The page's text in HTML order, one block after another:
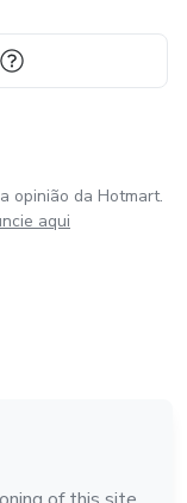
opinião da Hotmart.
aqui